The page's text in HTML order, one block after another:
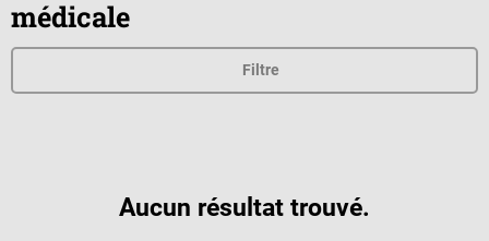
médicale
Filtre
Aucun résultat trouvé.